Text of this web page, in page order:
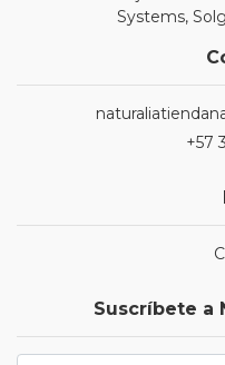
Systems,
+57
Suscríbete a